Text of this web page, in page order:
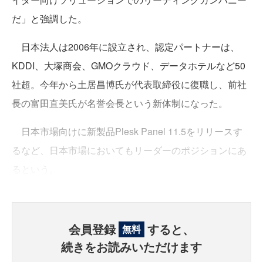
だ」と強調した。
日本法人は2006年に設立され、認定パートナーは、
KDDI、大塚商会、GMOクラウド、データホテルなど50
社超。今年から土居昌博氏が代表取締役に復職し、前社
長の富田直美氏が名誉会長という新体制になった。
日本市場向けに新製品Plesk Panel 11.5をリリースす
るなど、日本市場においてもリーダーのポジションにあ
会員登録 無料 すると、
続きをお読みいただけます